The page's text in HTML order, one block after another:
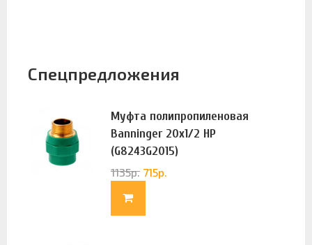
Спецпредложения
Муфта полипропиленовая
Banninger 20х1/2 НР
(G8243G2015)
1135р. 715р.